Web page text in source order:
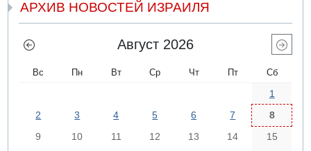
АРХИВ НОВОСТЕЙ ИЗРАИЛЯ
Август 2026
Вс Пн Вт Ср Чт Пт Сб
1
2
3 4 5 6 7
8
9
10 11 12 13 14
15